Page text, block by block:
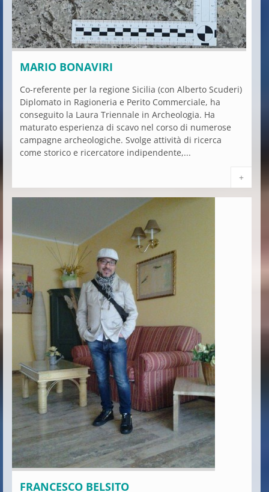
MARIO BONAVIRI
Co-referente per la regione Sicilia (con Alberto Scuderi)
Diplomato in Ragioneria e Perito Commerciale, ha
conseguito la Laura Triennale in Archeologia. Ha
maturato esperienza di scavo nel corso di numerose
campagne archeologiche. Svolge attività di ricerca
come storico e ricercatore indipendente,...
+
FRANCESCO BELSITO